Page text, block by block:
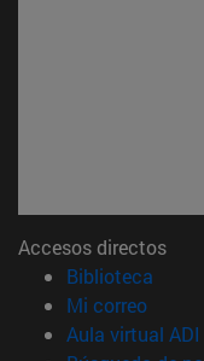
Accesos directos
Biblioteca
Mi correo(abre
Aula virtual ADI